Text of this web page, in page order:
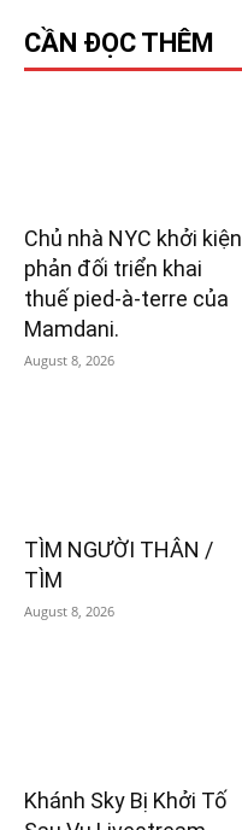
CẦN ĐỌC THÊM
Chủ nhà NYC khởi kiện
phản đối triển khai
thuế pied-à-terre của
Mamdani.
August 8, 2026
TÌM NGƯỜI THÂN /
TÌM
August 8, 2026
Khánh Sky Bị Khởi Tố